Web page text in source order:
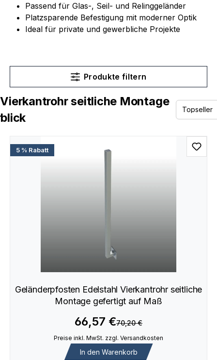
Passend für Glas-, Seil- und Relinggeländer
Platzsparende Befestigung mit moderner Optik
Ideal für private und gewerbliche Projekte
Produkte filtern
seitliche Montage
5 % Rabatt
Geländerpfosten Edelstahl Vierkantrohr seitliche
Montage gefertigt auf Maß
66,57 €70,20 €
Preise inkl. MwSt. zzgl. Versandkosten
In den Warenkorb